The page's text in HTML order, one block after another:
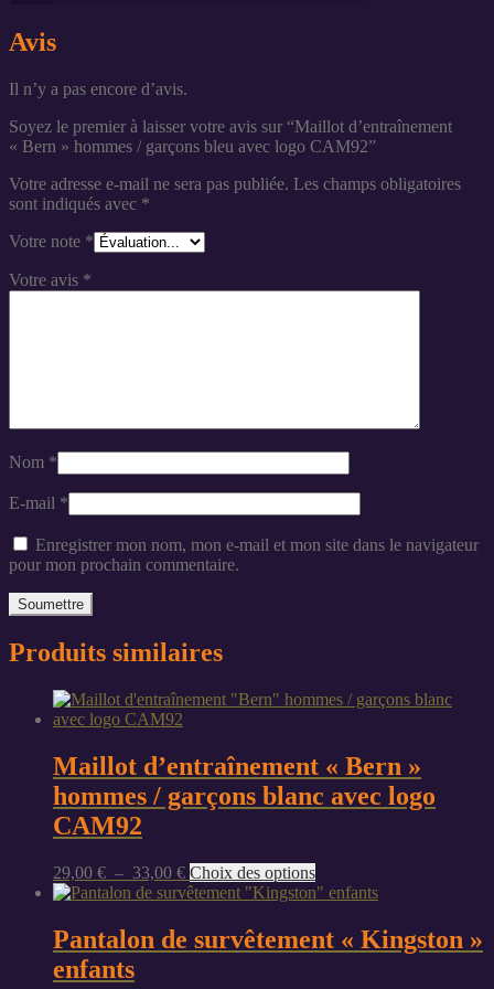
Avis
Il n’y a pas encore d’avis.
Soyez le premier à laisser votre avis sur “Maillot d’entraînement
« Bern » hommes / garçons bleu avec logo CAM92”
Votre adresse e-mail ne sera pas publiée. Les champs obligatoires
sont indiqués avec *
Votre note *
Votre avis *
Nom *
E-mail *
Enregistrer mon nom, mon e-mail et mon site dans le navigateur
pour mon prochain commentaire.
Produits similaires
Maillot d’entraînement « Bern »
hommes / garçons blanc avec logo
CAM92
29,00 € – 33,00 €Plage
de
à
Choix des optionsCe
produit
plusieurs
variations.
Pantalon de survêtement « Kingston »
enfants